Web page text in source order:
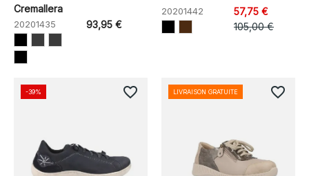
Cremallera
20201435 93,95 €
20201442
57,75 €
105,00 €
-39% favorite_border LIVRAISON GRATUITE favorite_border